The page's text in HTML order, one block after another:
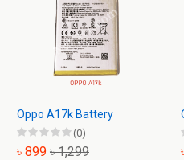
Oppo A17k Battery
(0)
৳ 899 ৳ 1,299